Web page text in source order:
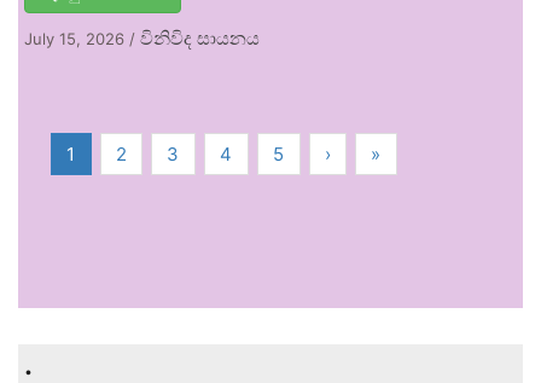
July 15, 2026 / විනිවිද සායනය
1 2 3 4 5 › »
.